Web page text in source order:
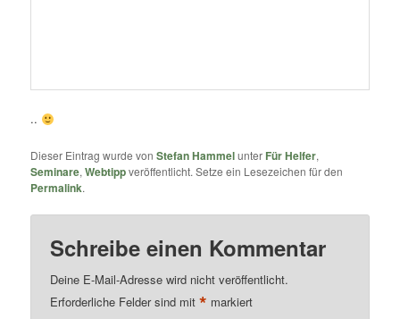
..
Dieser Eintrag wurde vonStefan Hammelunter Für Helfer,
Seminare,Webtippveröffentlicht. Setze ein Lesezeichen für den
Permalink.
Schreibe einen Kommentar
Deine E-Mail-Adresse wird nicht veröffentlicht.
Erforderliche Felder sind mit* markiert